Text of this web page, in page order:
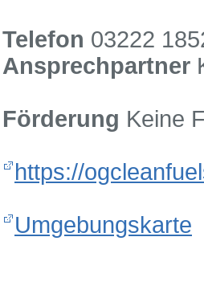
Telefon 03222
Ansprechpartner
Förderung Keine
https://
Umgebungskarte